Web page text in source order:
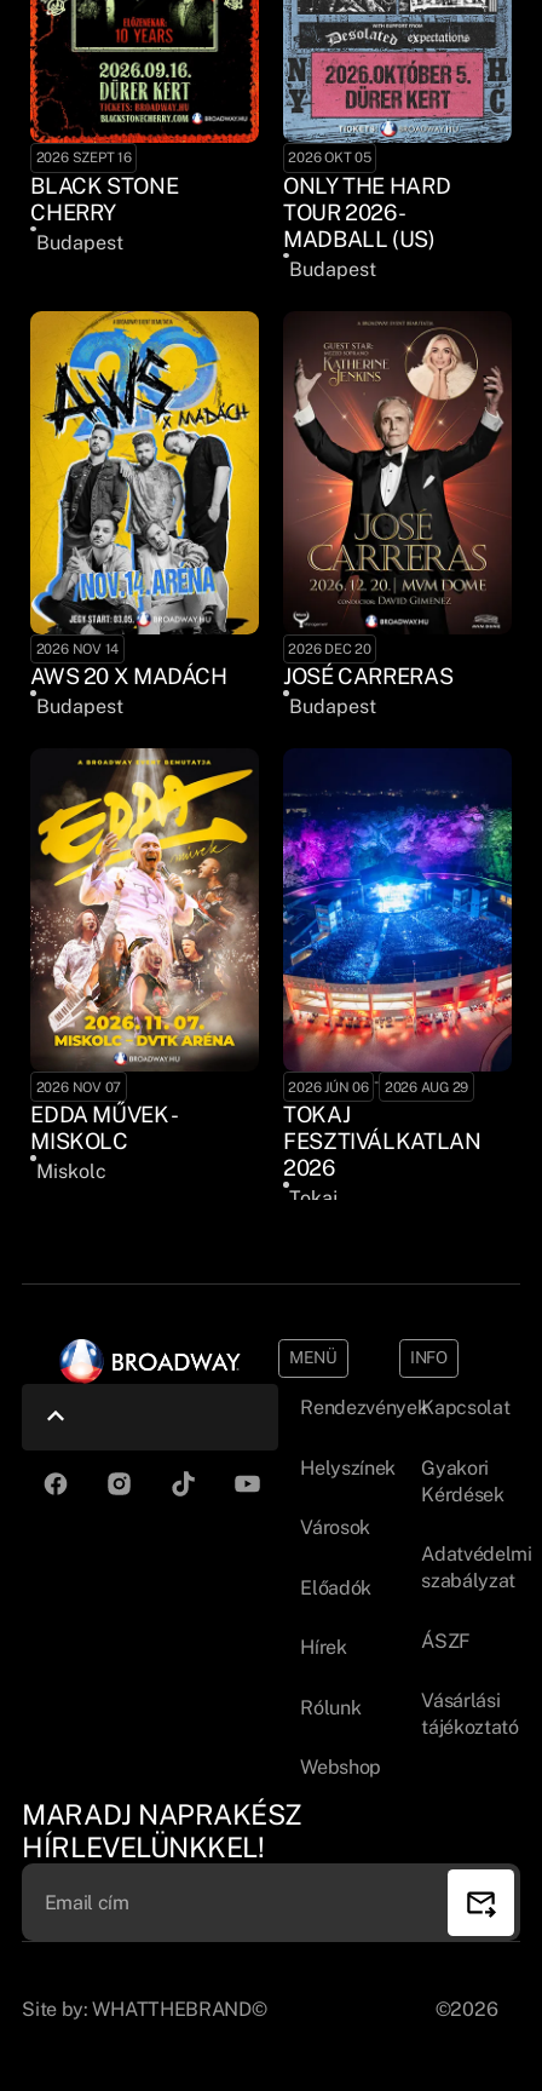
2026 SZEPT 16
BLACK STONE
CHERRY
Budapest
2026 OKT 05
ONLY THE HARD
TOUR 2026 -
MADBALL (US)
Budapest
2026 NOV 14
AWS 20 X MADÁCH
Budapest
2026 DEC 20
JOSÉ CARRERAS
Budapest
2026 NOV 07
EDDA MŰVEK -
MISKOLC
Miskolc
2026 JÚN 06 - 2026 AUG 29
TOKAJ
FESZTIVÁLKATLAN
2026
Tokaj
MENÜ
Rendezvények
Helyszínek
Városok
Előadók
Hírek
Rólunk
Webshop
INFO
Kapcsolat
Gyakori
Kérdések
Adatvédelmi
szabályzat
ÁSZF
Vásárlási
tájékoztató
MARADJ NAPRAKÉSZ
HÍRLEVELÜNKKEL!
Site by:WHATTHEBRAND© ©2026